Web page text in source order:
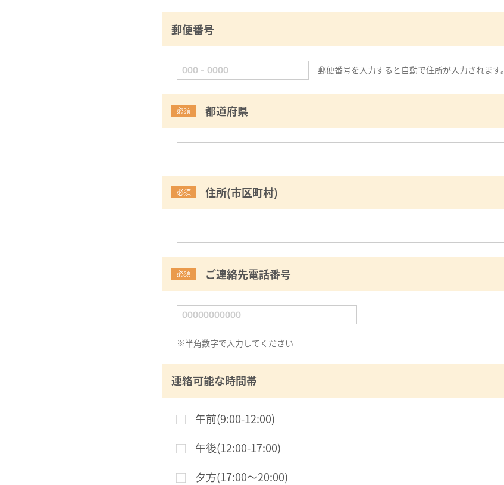
郵便番号
郵便番号を入力すると自動で住所が入力されます。
必須 都道府県
必須 住所(市区町村)
必須 ご連絡先電話番号
※半角数字で入力してください
連絡可能な時間帯
午前(9:00-12:00)
午後(12:00-17:00)
夕方(17:00〜20:00)